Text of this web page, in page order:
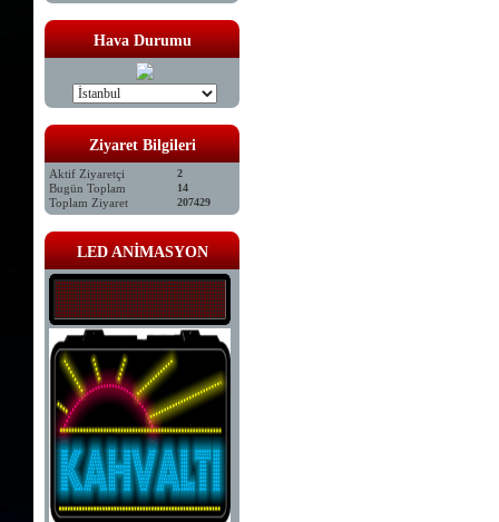
Hava Durumu
Ziyaret Bilgileri
Aktif Ziyaretçi 2
Bugün Toplam 14
Toplam Ziyaret 207429
LED ANİMASYON